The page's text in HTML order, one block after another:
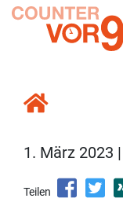
1. März 2023
Teilen